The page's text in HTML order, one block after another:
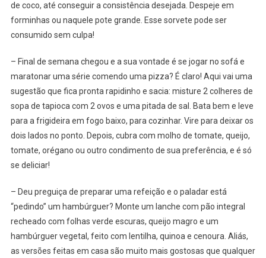
de coco, até conseguir a consistência desejada. Despeje em
forminhas ou naquele pote grande. Esse sorvete pode ser
consumido sem culpa!
– Final de semana chegou e a sua vontade é se jogar no sofá e
maratonar uma série comendo uma pizza? É claro! Aqui vai uma
sugestão que fica pronta rapidinho e sacia: misture 2 colheres de
sopa de tapioca com 2 ovos e uma pitada de sal. Bata bem e leve
para a frigideira em fogo baixo, para cozinhar. Vire para deixar os
dois lados no ponto. Depois, cubra com molho de tomate, queijo,
tomate, orégano ou outro condimento de sua preferência, e é só
se deliciar!
– Deu preguiça de preparar uma refeição e o paladar está
“pedindo” um hambúrguer? Monte um lanche com pão integral
recheado com folhas verde escuras, queijo magro e um
hambúrguer vegetal, feito com lentilha, quinoa e cenoura. Aliás,
as versões feitas em casa são muito mais gostosas que qualquer